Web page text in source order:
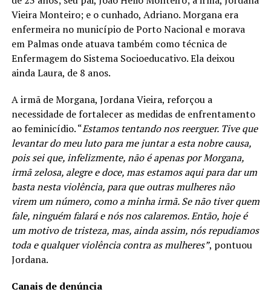
Vieira Monteiro; e o cunhado, Adriano. Morgana era
enfermeira no município de Porto Nacional e morava
em Palmas onde atuava também como técnica de
Enfermagem do Sistema Socioeducativo. Ela deixou
ainda Laura, de 8 anos.
A irmã de Morgana, Jordana Vieira, reforçou a
necessidade de fortalecer as medidas de enfrentamento
ao feminicídio. “Estamos tentando nos reerguer. Tive que
levantar do meu luto para me juntar a esta nobre causa,
pois sei que, infelizmente, não é apenas por Morgana,
irmã zelosa, alegre e doce, mas estamos aqui para dar um
basta nesta violência, para que outras mulheres não
virem um número, como a minha irmã. Se não tiver quem
fale, ninguém falará e nós nos calaremos. Então, hoje é
um motivo de tristeza, mas, ainda assim, nós repudiamos
toda e qualquer violência contra as mulheres”, pontuou
Jordana.
Canais de denúncia